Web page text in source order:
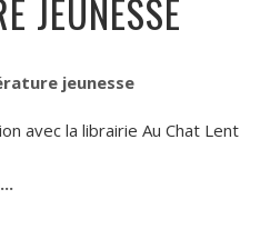
JEUNESSE
jeunesse
avec la librairie Au Chat Lent